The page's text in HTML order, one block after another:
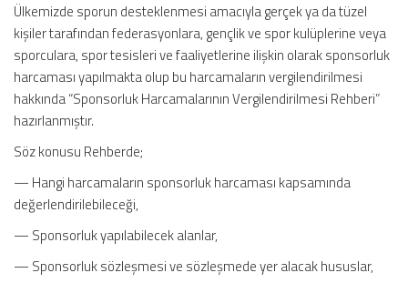
Ülkemizde sporun desteklenmesi amacıyla gerçek ya da tüzel
kişiler tarafından federasyonlara, gençlik ve spor kulüplerine veya
sporculara, spor tesisleri ve faaliyetlerine ilişkin olarak sponsorluk
harcaması yapılmakta olup bu harcamaların vergilendirilmesi
hakkında “Sponsorluk Harcamalarının Vergilendirilmesi Rehberi”
hazırlanmıştır.
Söz konusu Rehberde;
— Hangi harcamaların sponsorluk harcaması kapsamında
değerlendirilebileceği,
— Sponsorluk yapılabilecek alanlar,
— Sponsorluk sözleşmesi ve sözleşmede yer alacak hususlar,